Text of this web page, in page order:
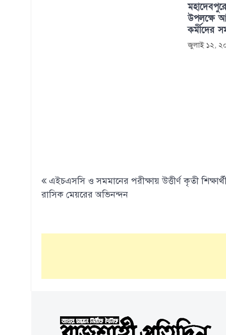
উপলক্ষে
কর্মীদের
জুলাই ১২,
Post
navigation
এইচএসসি ও সমমানের পরীক্ষায় উত্তীর্ণ কৃতী
রাসিক মেয়রের অভিনন্দন